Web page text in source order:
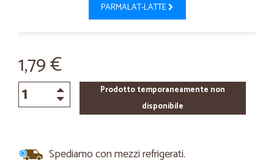
PARMALAT-LATTE
1,79 €
Prodotto temporaneamente non
disponibile
Spediamo con mezzi refrigerati.